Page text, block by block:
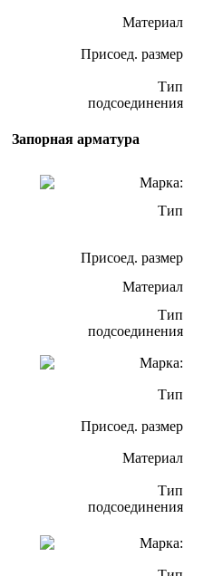
Материал
Присоед. размер
Тип
подсоединения
Запорная арматура
Марка:
Тип
Присоед. размер
Материал
Тип
подсоединения
Марка:
Тип
Присоед. размер
Материал
Тип
подсоединения
Марка: